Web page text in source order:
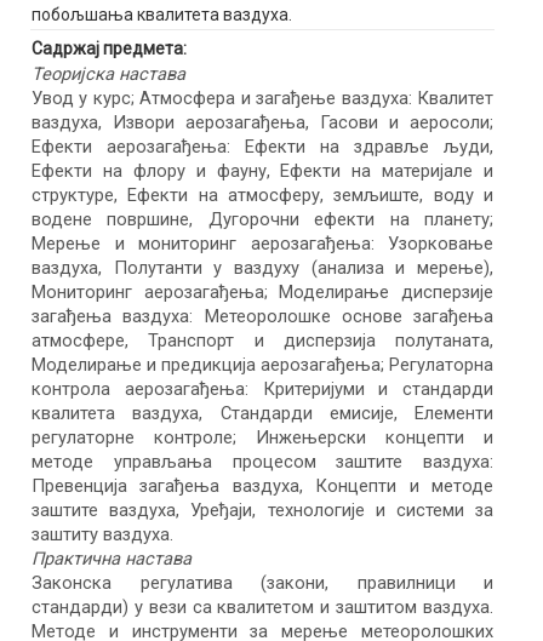
побољшања квалитета ваздуха.
Садржај предмета:
Теоријска настава
Увод у курс; Атмосфера и загађење ваздуха: Квалитет
ваздуха, Извори аерозагађења, Гасови и аеросоли;
Ефекти аерозагађења: Ефекти на здравље људи,
Ефекти на флору и фауну, Ефекти на материјале и
структуре, Ефекти на атмосферу, земљиште, воду и
водене површине, Дугорочни ефекти на планету;
Мерење и мониторинг аерозагађења: Узорковање
ваздуха, Полутанти у ваздуху (анализа и мерење),
Мониторинг аерозагађења; Моделирање дисперзије
загађења ваздуха: Метеоролошке основе загађења
атмосфере, Транспорт и дисперзија полутаната,
Моделирање и предикција аерозагађења; Регулаторна
контрола аерозагађења: Критеријуми и стандарди
квалитета ваздуха, Стандарди емисије, Елементи
регулаторне контроле; Инжењерски концепти и
методе управљања процесом заштите ваздуха:
Превенција загађења ваздуха, Концепти и методе
заштите ваздуха, Уређаји, технологије и системи за
заштиту ваздуха.
Практична настава
Законска регулатива (закони, правилници и
стандарди) у вези са квалитетом и заштитом ваздуха.
Методе и инструменти за мерење метеоролошких